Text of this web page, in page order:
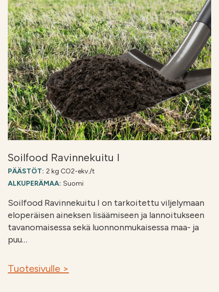
Soilfood Ravinnekuitu I
PÄÄSTÖT: 2 kg CO2-ekv./t
ALKUPERÄMAA: Suomi
Soilfood Ravinnekuitu I on tarkoitettu viljelymaan
eloperäisen aineksen lisäämiseen ja lannoitukseen
tavanomaisessa sekä luonnonmukaisessa maa- ja
puu…
Tuotesivulle >